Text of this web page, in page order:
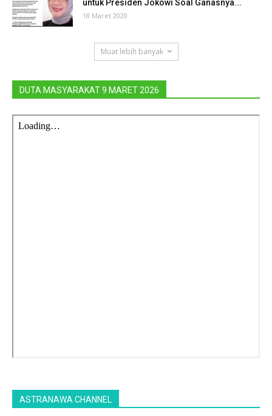
untuk Presiden Jokowi Soal Ganasnya...
18 Maret 2020
Muat lebih banyak
DUTA MASYARAKAT 9 MARET 2026
ASTRANAWA CHANNEL